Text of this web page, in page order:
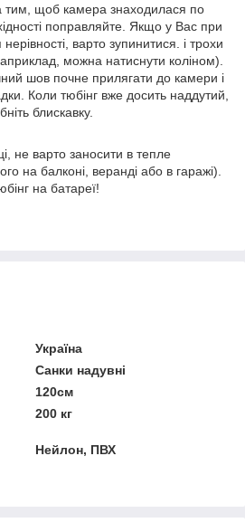
тим, щоб камера знаходилася по
поправляйте. Якщо у Вас при
варто зупинитися. і трохи
можна натиснути коліном).
шов почне прилягати до камери і
Коли тюбінг вже досить наддутий,
блискавку.
не варто заносити в тепле
на балконі, веранді або в гаражі).
на батареї!
Україна
Санки надувні
120см
200 кг
Нейлон, ПВХ